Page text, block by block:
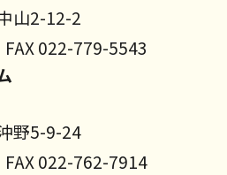
山2-12-2
022-779-5543
野5-9-24
022-762-7914